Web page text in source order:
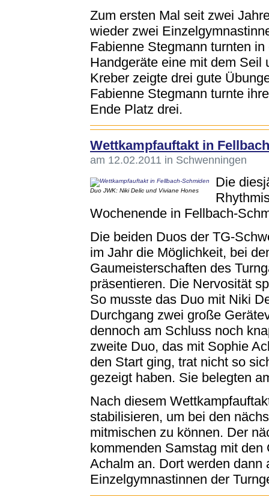
Zum ersten Mal seit zwei
wieder zwei
Fabienne Stegmann turnten
Handgeräte eine mit dem Seil
Kreber zeigte drei gute
Fabienne Stegmann turnte
Ende Platz drei.
Wettkampfauftakt in
am 12.02.2011 in Schwenningen
Duo JWK: Niki Delic und Viviane Hones
Die
Wochenende in Fellbach-
Die beiden Duos der TG-
im Jahr die Möglichkeit, bei
Gaumeisterschaften des
präsentieren. Die Nervosität
So musste das Duo mit Niki
Durchgang zwei große
dennoch am Schluss noch
zweite Duo, das mit Sophie
den Start ging, trat nicht so
gezeigt haben. Sie belegten
Nach diesem
stabilisieren, um bei den
mitmischen zu können. Der
kommenden Samstag mit
Achalm an. Dort werden dann
Einzelgymnastinnen der